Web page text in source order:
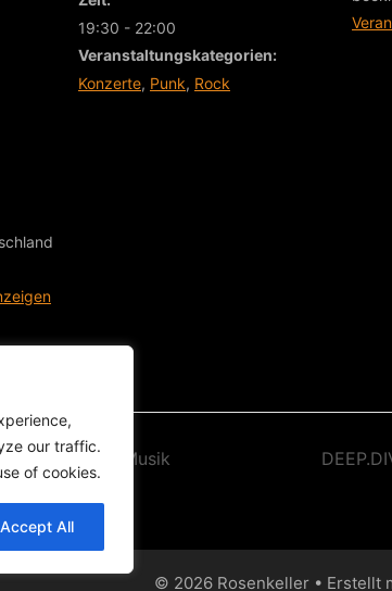
our traffic.
of cookies.
Accept All
19:30 - 22:00
Veranstaltungskategorien:
Konzerte, Punk, Rock
| Initiative Musik
© 2026 Rosenkeller • Erstellt